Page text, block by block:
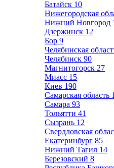
Батайск 10
Нижегородская
Нижний Новгород
Дзержинск 12
Бор 9
Челябинская
Челябинск 90
Магнитогорск 27
Миасс 15
Киев 190
Самарская область
Самара 93
Тольятти 41
Сызрань 12
Свердловская
Екатеринбург 85
Нижний Тагил 14
Березовский 8